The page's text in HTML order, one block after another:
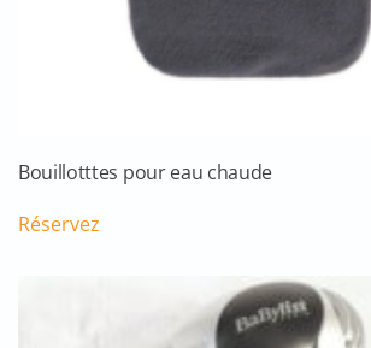
Bouillotttes pour eau chaude
Réservez